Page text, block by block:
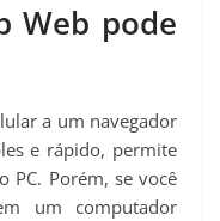
Web pode
a um navegador
e rápido, permite
PC. Porém, se você
um computador